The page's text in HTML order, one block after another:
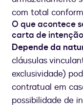
com total
O que acontece
carta de
Depende da
cláusulas
exclusividade)
contratual em
possibilidade de